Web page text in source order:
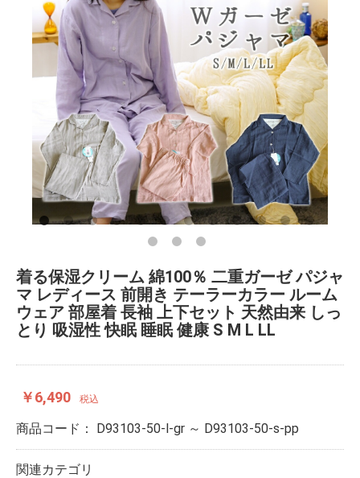
着る保湿クリーム 綿100％ 二重ガーゼ パジャ
マ レディース 前開き テーラーカラー ルーム
ウェア 部屋着 長袖 上下セット 天然由来 しっ
とり 吸湿性 快眠 睡眠 健康 S M L LL
￥6,490 税込
商品コード： D93103-50-l-gr ～ D93103-50-s-pp
関連カテゴリ